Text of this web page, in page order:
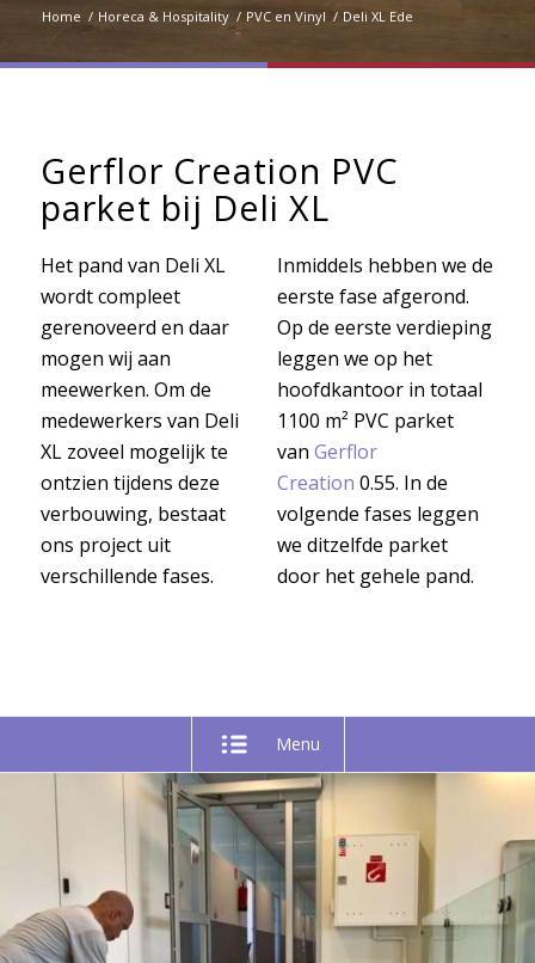
Home / Horeca & Hospitality / PVC en Vinyl / Deli XL Ede
Gerflor Creation PVC
parket bij Deli XL
Het pand van Deli XL
wordt compleet
gerenoveerd en daar
mogen wij aan
meewerken. Om de
medewerkers van Deli
XL zoveel mogelijk te
ontzien tijdens deze
verbouwing, bestaat
ons project uit
verschillende fases.
Inmiddels hebben we de
eerste fase afgerond.
Op de eerste verdieping
leggen we op het
hoofdkantoor in totaal
1100 m² PVC parket
van Gerflor
Creation 0.55. In de
volgende fases leggen
we ditzelfde parket
door het gehele pand.
Menu